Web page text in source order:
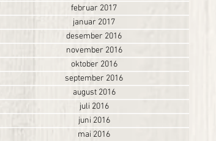
februar 2017
januar 2017
desember 2016
november 2016
oktober 2016
september 2016
august 2016
juli 2016
juni 2016
mai 2016